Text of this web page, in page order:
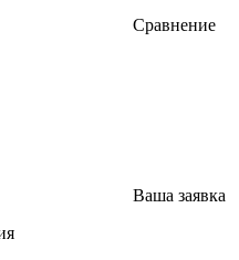
Сравнение
Ваша заявка